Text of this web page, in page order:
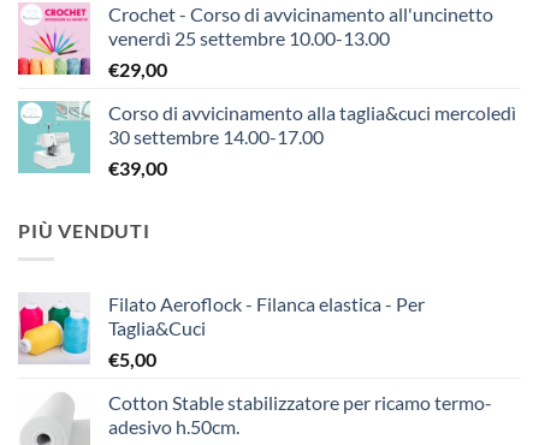
Crochet - Corso di avvicinamento all'uncinetto
venerdì 25 settembre 10.00-13.00
€29,00
Corso di avvicinamento alla taglia&cuci mercoledì
30 settembre 14.00-17.00
€39,00
PIÙ VENDUTI
Filato Aeroflock - Filanca elastica - Per
Taglia&Cuci
€5,00
Cotton Stable stabilizzatore per ricamo termo-
adesivo h.50cm.